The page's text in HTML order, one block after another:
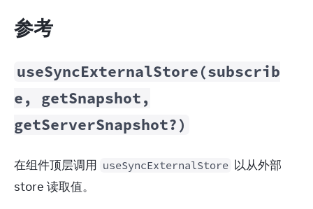
参考
useSyncExternalStore(subscrib
e, getSnapshot,
getServerSnapshot?)
在组件顶层调用 useSyncExternalStore 以从外部
store 读取值。